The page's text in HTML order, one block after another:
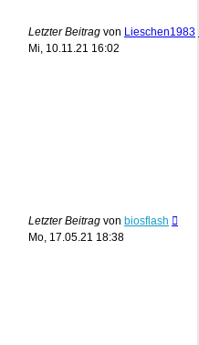
Letzter Beitrag von Lieschen1983
Mi, 10.11.21 16:02
Letzter Beitrag von biosflash
Mo, 17.05.21 18:38